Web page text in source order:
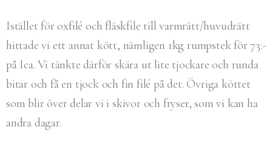
Istället för oxfilé och fläskfile till varmrätt/huvudrätt
hittade vi ett annat kött, nämligen 1kg rumpstek för 73:-
på Ica. Vi tänkte därför skära ut lite tjockare och runda
bitar och få en tjock och fin filé på det. Övriga köttet
som blir över delar vi i skivor och fryser, som vi kan ha
andra dagar.